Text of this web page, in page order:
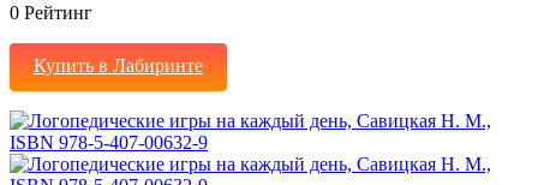
0 Рейтинг
Купить в Лабиринте